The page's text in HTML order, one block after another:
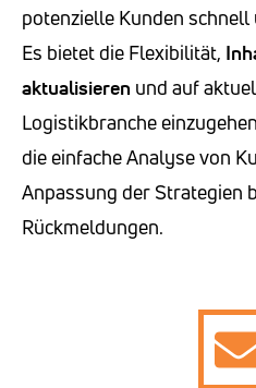
potenzielle Kunden
Es bietet die Flexibilität,
aktualisieren und auf
Logistikbranche
die einfache Analyse von
Anpassung der Strategien
Rückmeldungen.